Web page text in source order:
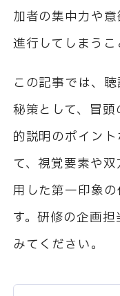
加者の集中力や
進行してしまうこ
この記事では、
秘策として、冒
的説明のポイン
て、視覚要素や
用した第一印象
す。研修の企画
みてください。